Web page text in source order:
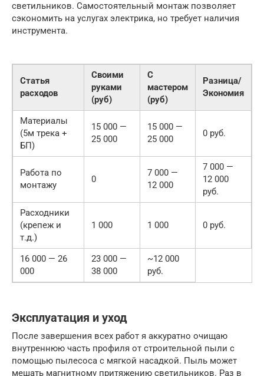
светильников. Самостоятельный монтаж позволяет
сэкономить на услугах электрика, но требует наличия
инструмента.
Статья
расходов
Своими
руками
(руб)
С
мастером
(руб)
Разница/
Экономия
Материалы
(5м трека +
БП)
15 000 —
25 000
15 000 —
25 000
0 руб.
Работа по
монтажу
0
7 000 —
12 000
7 000 —
12 000
руб.
Расходники
(крепеж и
т.д.)
1 000 1 000 0 руб.
16 000 — 26
000
23 000 —
38 000
~12 000
руб.
Эксплуатация и уход
После завершения всех работ я аккуратно очищаю
внутреннюю часть профиля от строительной пыли с
помощью пылесоса с мягкой насадкой. Пыль может
мешать магнитному притяжению светильников. Раз в